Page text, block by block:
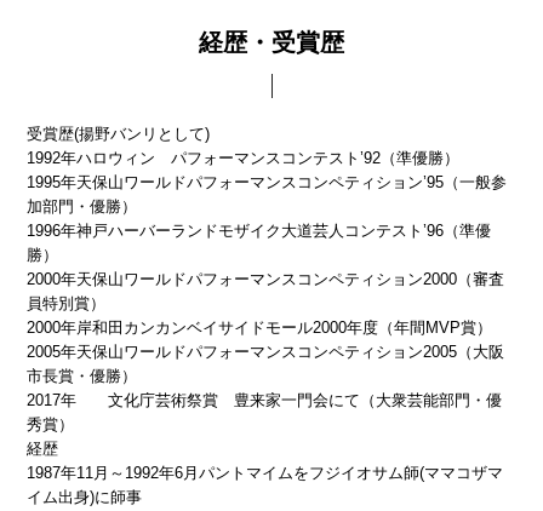
経歴・受賞歴
受賞歴(揚野バンリとして)
1992年ハロウィン パフォーマンスコンテスト’92（準優勝）
1995年天保山ワールドパフォーマンスコンペティション’95（一般参
加部門・優勝）
1996年神戸ハーバーランドモザイク大道芸人コンテスト’96（準優
勝）
2000年天保山ワールドパフォーマンスコンペティション2000（審査
員特別賞）
2000年岸和田カンカンベイサイドモール2000年度（年間MVP賞）
2005年天保山ワールドパフォーマンスコンペティション2005（大阪
市長賞・優勝）
2017年 文化庁芸術祭賞 豊来家一門会にて（大衆芸能部門・優
秀賞）
経歴
1987年11月～1992年6月パントマイムをフジイオサム師(ママコザマ
イム出身)に師事